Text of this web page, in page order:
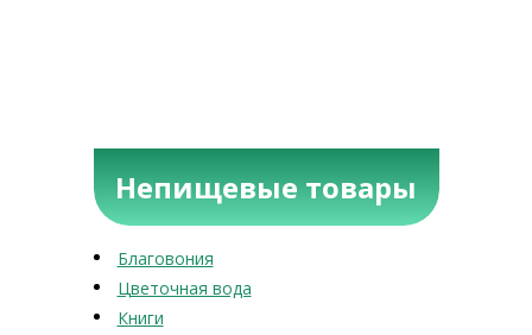
Непищевые товары
Благовония
Цветочная вода
Книги